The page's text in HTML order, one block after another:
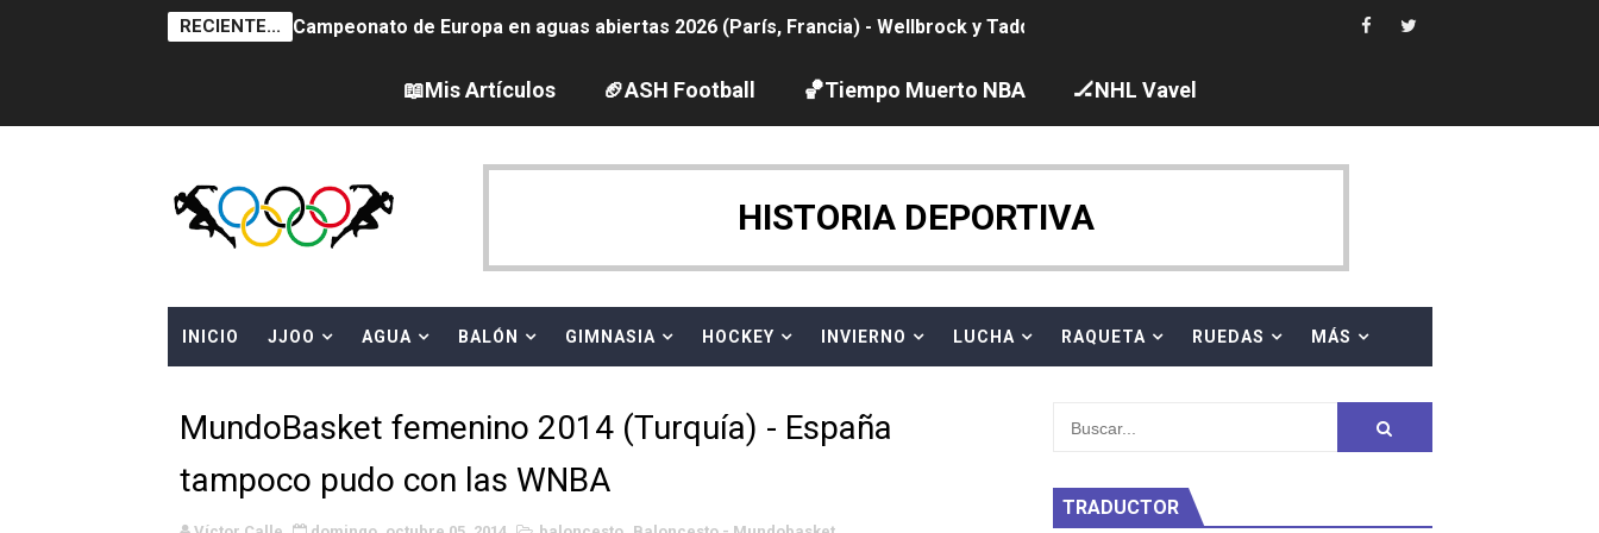
RECIENTE... Campeonato de Europa en aguas abiertas 2026 (París, Francia) - Wellbrock y Taddeucci los protagonistas. Ángela Martínez fue 5ª en 10km
Campeonato de Europa de saltos 2026 (París, Francia) - Bronce para Jorge y Ana Carvajal en plataforma. 5 orazos para Chiara Pellacani,
Women's Pro Baseball League 2026
Campeonato de Europa de pentatlón moderno 2026 (Estambul, Turquía)
Campeonato de Europa de natación artística 2026 (París, Francia) - España domina junto al equipo neutral ruso, llevándose 8 medallas, seis para
Canadá Open 2026
Canadian Elite Basketball League 2026 - Playoffs
WWE NXT - Myles Borne y Tavion Heights ponen fin al reinado por parejas de The Vanity Project
📖Mis Artículos 🏈ASH Football 🏀Tiempo Muerto NBA 🏒NHL Vavel
HISTORIA DEPORTIVA
INICIO JJOO AGUA BALÓN GIMNASIA HOCKEY INVIERNO LUCHA RAQUETA RUEDAS MÁS
MundoBasket femenino 2014 (Turquía) - España
tampoco pudo con las WNBA
TRADUCTOR